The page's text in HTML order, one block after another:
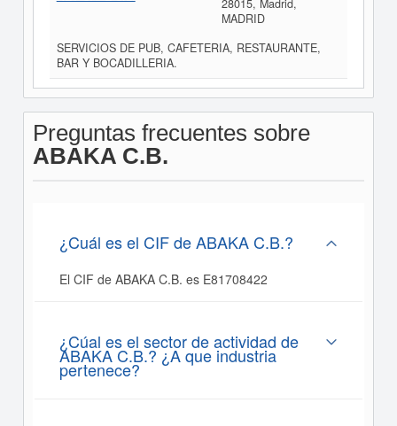
28015, Madrid,
MADRID
SERVICIOS DE PUB, CAFETERIA, RESTAURANTE,
BAR Y BOCADILLERIA.
Preguntas frecuentes sobre
ABAKA C.B.
¿Cuál es el CIF de ABAKA C.B.?
El CIF de ABAKA C.B. es E81708422
¿Cúal es el sector de actividad de
ABAKA C.B.? ¿A que industria
pertenece?